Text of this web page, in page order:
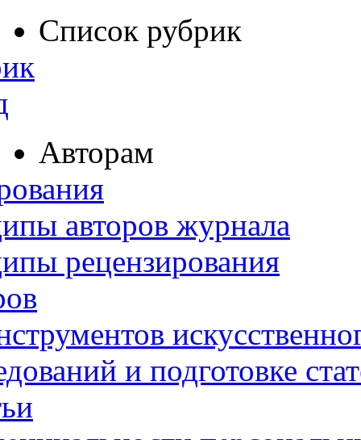
Список рубрик
Авторам
авторов журнала
рецензирования
и подготовке